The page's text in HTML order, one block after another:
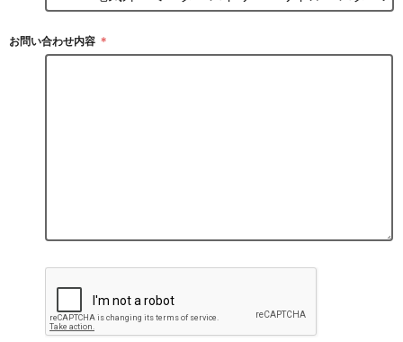
お問い合わせ内容 ＊